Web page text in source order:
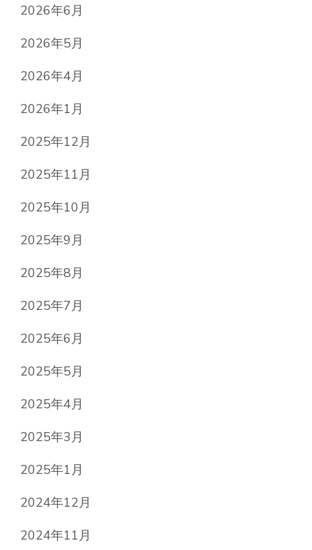
2026年6月
2026年5月
2026年4月
2026年1月
2025年12月
2025年11月
2025年10月
2025年9月
2025年8月
2025年7月
2025年6月
2025年5月
2025年4月
2025年3月
2025年1月
2024年12月
2024年11月